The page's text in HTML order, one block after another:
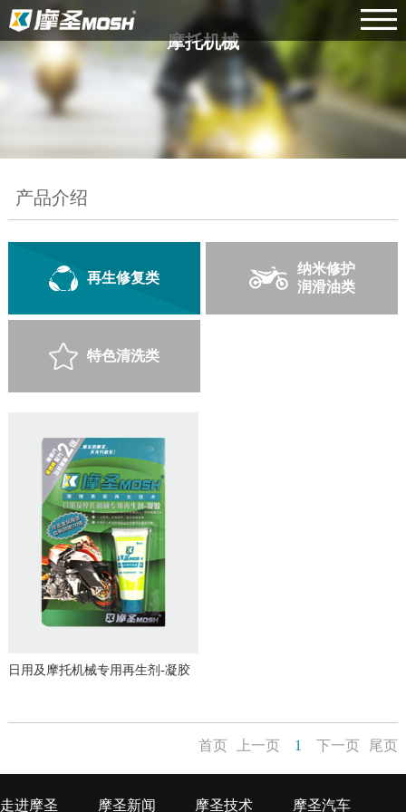
摩托机械
产品介绍
再生修复类
纳米修护
润滑油类
特色清洗类
日用及摩托机械专用再生剂-凝胶
首页 上一页 1 下一页 尾页
走进摩圣 摩圣新闻 摩圣技术 摩圣汽车